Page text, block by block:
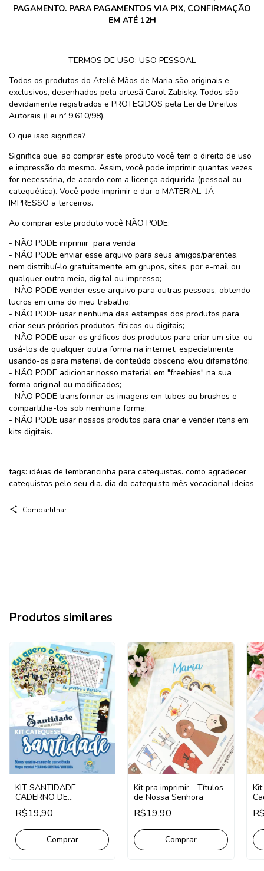
PAGAMENTO. PARA PAGAMENTOS VIA PIX, CONFIRMAÇÃO
EM ATÉ 12H
TERMOS DE USO: USO PESSOAL
Todos os produtos do Ateliê Mãos de Maria são originais e
exclusivos, desenhados pela artesã Carol Zabisky. Todos são
devidamente registrados e PROTEGIDOS pela Lei de Direitos
Autorais (Lei nº 9.610/98).
O que isso significa?
Significa que, ao comprar este produto você tem o direito de uso
e impressão do mesmo. Assim, você pode imprimir quantas vezes
for necessária, de acordo com a licença adquirida (pessoal ou
catequética). Você pode imprimir e dar o MATERIAL JÁ
IMPRESSO a terceiros.
Ao comprar este produto você NÃO PODE:
- NÃO PODE imprimir para venda
- NÃO PODE enviar esse arquivo para seus amigos/parentes,
nem distribuí-lo gratuitamente em grupos, sites, por e-mail ou
qualquer outro meio, digital ou impresso;
- NÃO PODE vender esse arquivo para outras pessoas, obtendo
lucros em cima do meu trabalho;
- NÃO PODE usar nenhuma das estampas dos produtos para
criar seus próprios produtos, físicos ou digitais;
- NÃO PODE usar os gráficos dos produtos para criar um site, ou
usá-los de qualquer outra forma na internet, especialmente
usando-os para material de conteúdo obsceno e/ou difamatório;
- NÃO PODE adicionar nosso material em "freebies" na sua
forma original ou modificados;
- NÃO PODE transformar as imagens em tubes ou brushes e
compartilha-los sob nenhuma forma;
- NÃO PODE usar nossos produtos para criar e vender itens em
kits digitais.
tags: idéias de lembrancinha para catequistas. como agradecer
catequistas pelo seu dia. dia do catequista mês vocacional ideias
Compartilhar
Produtos similares
KIT SANTIDADE -
CADERNO DE
ATIVIDADES, CAÇA
PALAVRAS, PAINEL
R$19,90
Kit pra imprimir - Títulos
de Nossa Senhora
R$19,90
Comprar